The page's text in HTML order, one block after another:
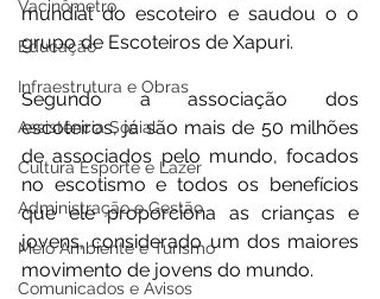
Vacinômetro
Educação
Infraestrutura e Obras
Assistência Social
Cultura Esporte e Lazer
Administração e Gestão
Meio Ambiente e Turismo
Comunicados e Avisos
mundial do escoteiro e saudou o o
grupo de Escoteiros de Xapuri.
Segundo a associação dos
escoteiros, já são mais de 50 milhões
de associados pelo mundo, focados
no escotismo e todos os benefícios
que ele proporciona as crianças e
jovens, considerado um dos maiores
movimento de jovens do mundo.